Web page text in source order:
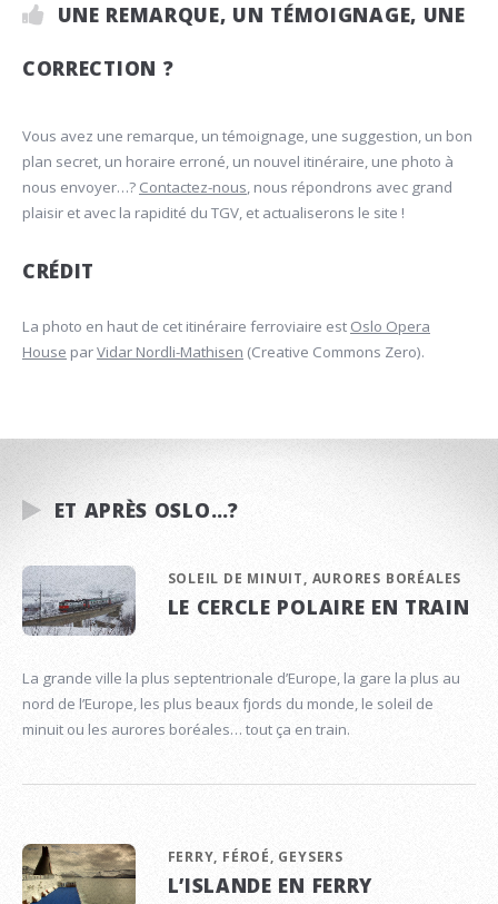
UNE REMARQUE, UN TÉMOIGNAGE, UNE
CORRECTION ?
Vous avez une remarque, un témoignage, une suggestion, un bon
plan secret, un horaire erroné, un nouvel itinéraire, une photo à
nous envoyer…? Contactez-nous, nous répondrons avec grand
plaisir et avec la rapidité du TGV, et actualiserons le site !
CRÉDIT
La photo en haut de cet itinéraire ferroviaire est Oslo Opera
House parVidar Nordli-Mathisen (Creative Commons Zero).
ET APRÈS OSLO…?
SOLEIL DE MINUIT, AURORES BORÉALES
LE CERCLE POLAIRE EN TRAIN
La grande ville la plus septentrionale d’Europe, la gare la plus au
nord de l’Europe, les plus beaux fjords du monde, le soleil de
minuit ou les aurores boréales… tout ça en train.
FERRY, FÉROÉ, GEYSERS
L’ISLANDE EN FERRY